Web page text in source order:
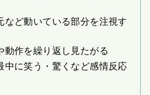
など動いている部分を注視す
動作を繰り返し見たがる
中に笑う・驚くなど感情反応